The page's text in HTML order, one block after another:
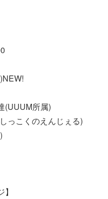
(UUUM所属)
っこくのえんじぇる)